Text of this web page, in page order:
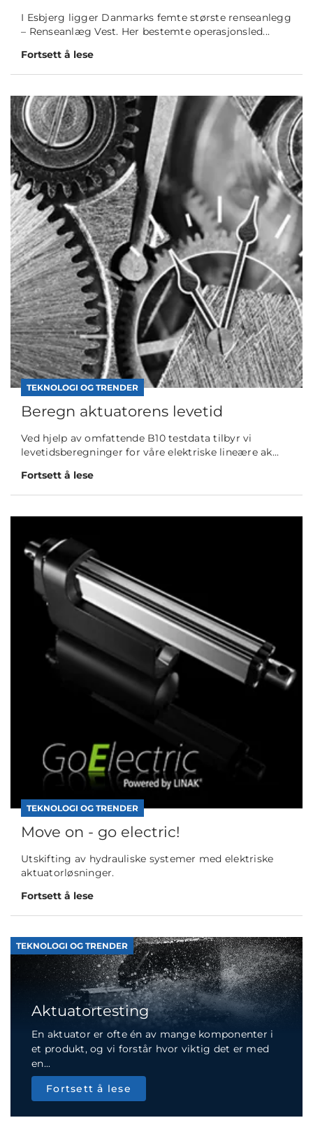
I Esbjerg ligger Danmarks femte største renseanlegg
– Renseanlæg Vest. Her bestemte operasjonsled...
Fortsett å lese
TEKNOLOGI OG TRENDER
Beregn aktuatorens levetid
Ved hjelp av omfattende B10 testdata tilbyr vi
levetidsberegninger for våre elektriske lineære ak...
Fortsett å lese
TEKNOLOGI OG TRENDER
Move on - go electric!
Utskifting av hydrauliske systemer med elektriske
aktuatorløsninger.
Fortsett å lese
TEKNOLOGI OG TRENDER
Aktuatortesting
En aktuator er ofte én av mange komponenter i
et produkt, og vi forstår hvor viktig det er med
en...
Fortsett å lese